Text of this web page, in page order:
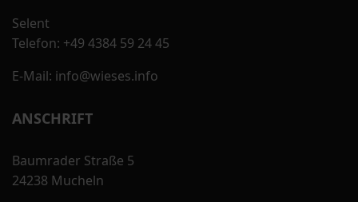
Selent
Telefon: +49 4384 59 24 45
E-Mail: info@wieses.info
ANSCHRIFT
Baumrader Straße 5
24238 Mucheln